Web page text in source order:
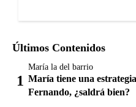
Últimos Contenidos
María la del barrio
María tiene una
Fernando, ¿saldrá bien?